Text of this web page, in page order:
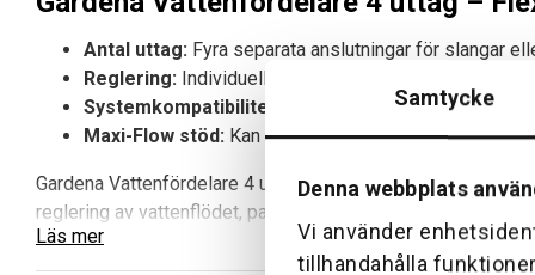
Samtycke
Denna webbplats
Vi använder
tillhandahålla
Antal uttag: Fyra separata anslutningar för slangar
Reglering: Individuell flödeskontroll för varje uttag.
Systemkompatibilitet:
Fungerar med Gardena
Maxi-Flow stöd: Kan anpassas för högre
Gardena Vattenfördelare 4 uttag är en praktisk lösning för
reglering av vattenflödet, passar den perfekt för
högre vattenvolym.
Läs mer